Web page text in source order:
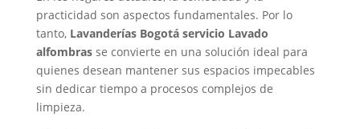
practicidad son aspectos fundamentales. Por lo
tanto, Lavanderías Bogotá servicio Lavado
alfombrasse convierte en una solución ideal para
quienes desean mantener sus espacios impecables
sin dedicar tiempo a procesos complejos de
limpieza.